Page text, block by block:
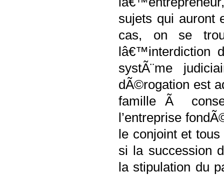
sujets qui auront
cas, on se
lâ€™interdiction
systÃ¨me
dÃ©rogation est
famille Ã
l’entreprise
le conjoint et
si la succession
la stipulation du